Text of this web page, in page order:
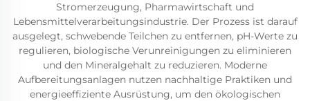
Stromerzeugung, Pharmawirtschaft und
Lebensmittelverarbeitungsindustrie. Der Prozess ist darauf
ausgelegt, schwebende Teilchen zu entfernen, pH-Werte zu
regulieren, biologische Verunreinigungen zu eliminieren
und den Mineralgehalt zu reduzieren. Moderne
Aufbereitungsanlagen nutzen nachhaltige Praktiken und
energieeffiziente Ausrüstung, um den ökologischen